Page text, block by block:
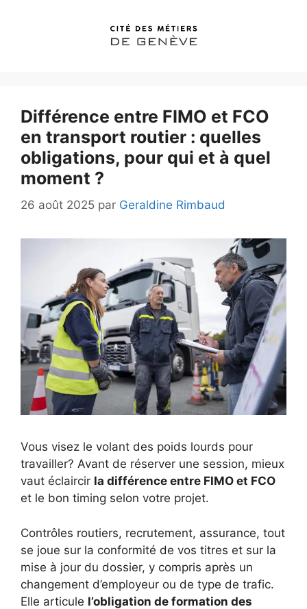
Différence entre FIMO et FCO
en transport routier : quelles
obligations, pour qui et à quel
moment ?
26 août 2025 par Geraldine Rimbaud
Vous visez le volant des poids lourds pour
travailler? Avant de réserver une session, mieux
vaut éclaircir la différence entre FIMO et FCO
et le bon timing selon votre projet.
Contrôles routiers, recrutement, assurance, tout
se joue sur la conformité de vos titres et sur la
mise à jour du dossier, y compris après un
changement d’employeur ou de type de trafic.
Elle articule l’obligation de formation des